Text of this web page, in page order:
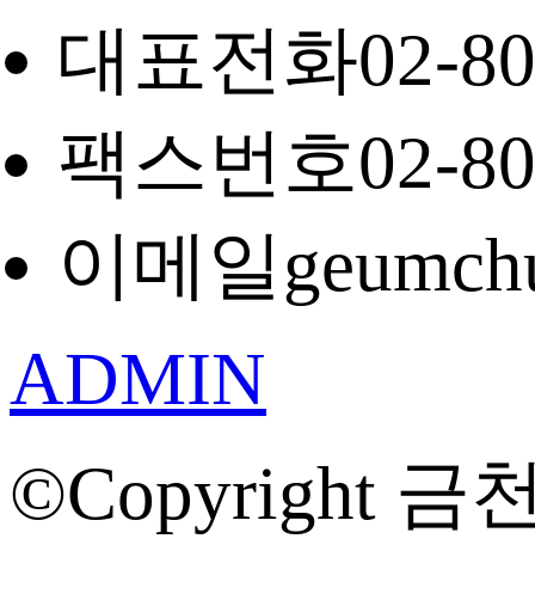
대표전화02-
팩스번호02-
이메일
ADMIN
©Copyright 금